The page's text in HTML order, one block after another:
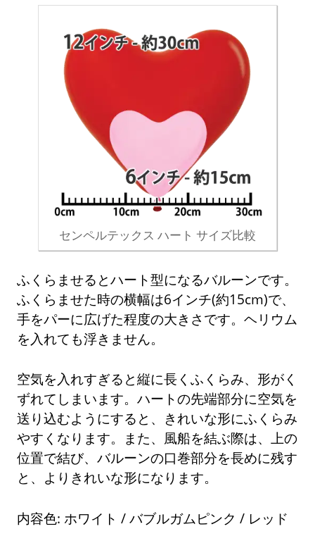
センペルテックス ハート サイズ比較
ふくらませるとハート型になるバルーンです。
ふくらませた時の横幅は6インチ(約15cm)で、
手をパーに広げた程度の大きさです。ヘリウム
を入れても浮きません。
空気を入れすぎると縦に長くふくらみ、形がく
ずれてしまいます。ハートの先端部分に空気を
送り込むようにすると、きれいな形にふくらみ
やすくなります。また、風船を結ぶ際は、上の
位置で結び、バルーンの口巻部分を長めに残す
と、よりきれいな形になります。
内容色: ホワイト / バブルガムピンク / レッド